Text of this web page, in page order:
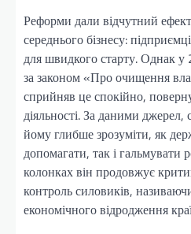
Реформи дали відчутний
середнього бізнесу:
для швидкого старту. Однак у
за законом «Про очищення
сприйняв це спокійно,
діяльності. За даними джерел,
йому глибше зрозуміти, як
допомагати, так і гальмувати
колонках він продовжує
контроль силовиків,
економічного відродження